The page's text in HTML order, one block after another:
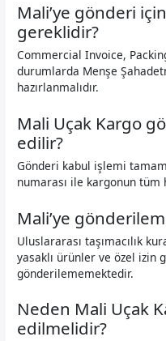
Mali’ye gönderi
gereklidir?
Commercial Invoice,
durumlarda Menşe
hazırlanmalıdır.
Mali Uçak Kargo
edilir?
Gönderi kabul işlemi
numarası ile kargonun
Mali’ye
Uluslararası taşımacılık
yasaklı ürünler ve özel izin
gönderilememektedir.
Neden Mali Uçak
edilmelidir?